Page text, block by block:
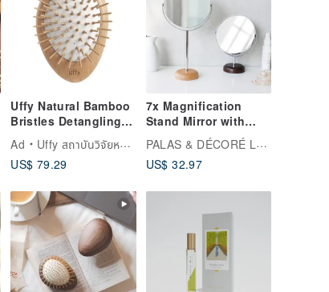
Uffy Natural Bamboo
Bristles Detangling
Brush - Scalp
Massager - Beech
Wood
Ad
Uffy สถาบันวิจัยหวีสุขภาพ
US$ 79.29
7x Magnification
Stand Mirror with
Wood Base
PALAS & DÉCORÉ LUONNOS
US$ 32.97